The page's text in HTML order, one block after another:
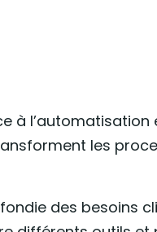
les
des besoins